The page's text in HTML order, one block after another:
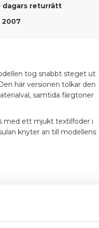
dagars returrätt
2007
tog snabbt steget ut
här versionen tolkar den
samtida färgtoner
med ett mjukt textilfoder i
knyter an till modellens